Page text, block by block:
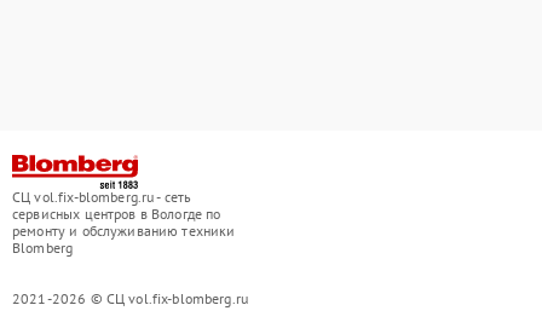
СЦ vol.fix-blomberg.ru - сеть
сервисных центров в Вологде по
ремонту и обслуживанию техники
Blomberg
2021-2026 © СЦ vol.fix-blomberg.ru